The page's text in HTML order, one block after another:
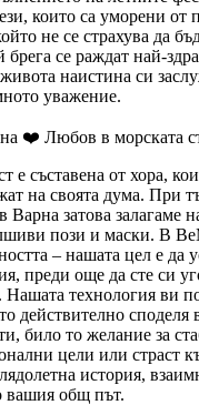
които са уморени от
не се страхува да
брега се раждат най-
наистина си
уважение.
е съставена от хора,
на своята дума. При
Варна затова залагаме
пози и маски. В
– нашата цел е да
преди още да сте си
Нашата технология ви
действително споделя
било то желание за
цели или страст
история,
вашия общ път.